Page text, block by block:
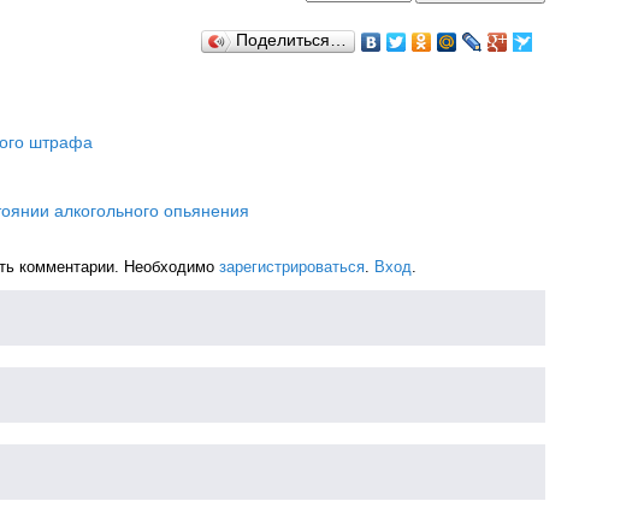
Поделиться…
штрафа
алкогольного опьянения
комментарии. Необходимо зарегистрироваться Вход